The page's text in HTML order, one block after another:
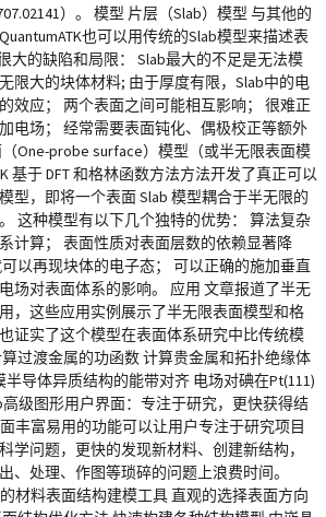
）。 模型 片层（Slab）模型 与其他的
也可以用传统的Slab模型来描述表
大的缺陷和局限： Slab最大的不足是无法模
限大的块体材料; 由于厚度有限，Slab中的电
效应； 两个表面之间可能相互影响； 很难正
电场； 经常需要表面钝化、偶极校正等额外
One-probe surface）模型（或半无限表面模
基于 DFT 和格林函数方法方法开发了真正可以
型，即将一个表面 Slab 模型耦合于半无限的
这种模型有以下几个独特的优势： 算法复杂
计算； 表面性质对表面层数的依赖显著降
以再现块体的电子态； 可以正确的施加垂直
场对表面体系的影响。 应用 文章报道了半无
，这些应用实例展示了半无限表面模型和格
证实了这个模型在表面体系研究中比传统模
过渡金属的功函数 计算贵金属和拓扑绝缘体
半导体异质结构的能带对齐 电场对碘在Pt(111)
高级图形用户界面：专注于研究，更快获得结
丰富易用的功能可以让用户专注于研究项目
学问题，更快的发现新材料、创建新结构，
、处理、作图等琐碎的问题上浪费时间。
材料表面结构建模工具 直观的选择表面方向